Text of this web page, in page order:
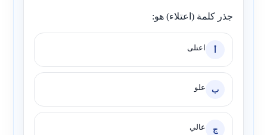
جذر كلمة (اعتلاء) هو:
أ اعتلى
ب علو
ج عالي